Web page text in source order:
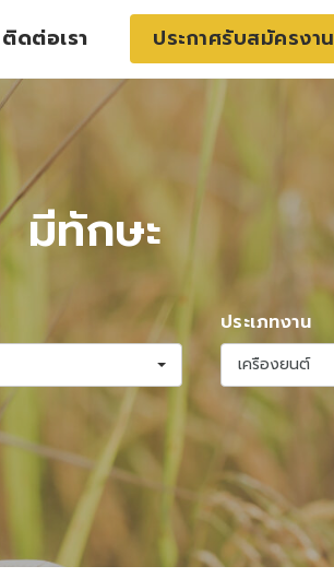
ติดต่อเรา ประกาศรับสมัครงาน
มีทักษะ
ประเภทงาน
เครื่องยนต์